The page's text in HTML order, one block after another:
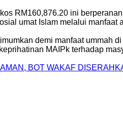
RM160,876.20 ini
umat Islam melalui manfaat
demi manfaat
MAIPk terhadap
BOT WAKAF